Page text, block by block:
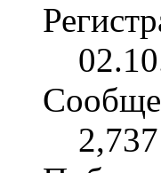
2,737